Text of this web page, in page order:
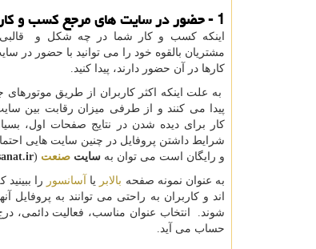
1 - حضور در سایت های مرجع کسب و کار
اینکه کسب و کار شما در چه شکل و
مشتریان بالقوه خود را می توانید با حضور در
کارها در آن حضور دارند، پیدا کنید.
به علت اینکه اکثر کاربران از طریق
پیدا می کنند و از طرفی میزان رقابت بین
کار برای دیده شدن در نتایج صفحات اول،
شرایط داشتن پروفایل در چنین سایت هایی
و رایگان است می توان به سایت صنعت (
به عنوان نمونه صفحه بالابر یا آسانسور را
اند و کاربران به راحتی می توانند به
شوند. انتخاب عنوان مناسب، فعالیت دائمی،
حساب می آید.